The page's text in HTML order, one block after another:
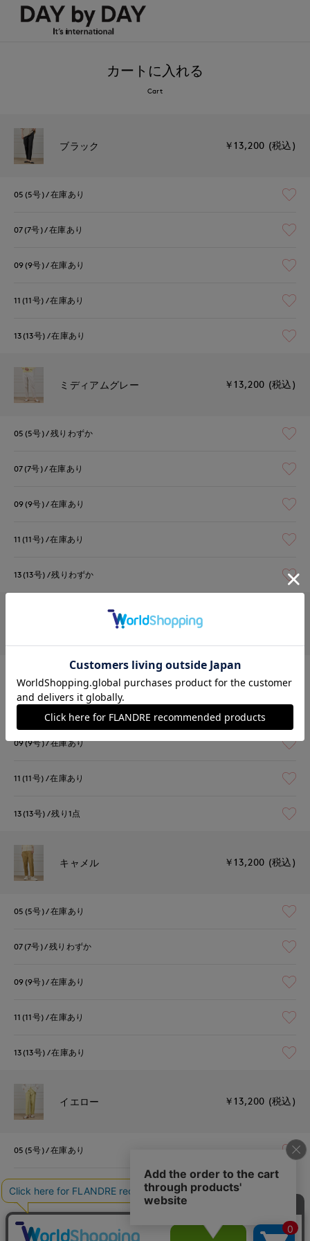
カートに入れる
Cart
ブラック ￥13,200 (税込)
05(5号) 在庫あり
07(7号) 在庫あり
09(9号) 在庫あり
11(11号) 在庫あり
13(13号) 在庫あり
ミディアムグレー ￥13,200 (税込)
05(5号) 残りわずか
07(7号) 在庫あり
09(9号) 在庫あり
11(11号) 在庫あり
13(13号) 残りわずか
在庫あり
07(7号) 残りわずか
09(9号) 在庫あり
11(11号) 在庫あり
13(13号) 残り1点
キャメル ￥13,200 (税込)
05(5号) 在庫あり
07(7号) 残りわずか
09(9号) 在庫あり
11(11号) 在庫あり
13(13号) 在庫あり
イエロー ￥13,200 (税込)
05(5号) 在庫あり
07(7号) 在庫あり
09(9号)